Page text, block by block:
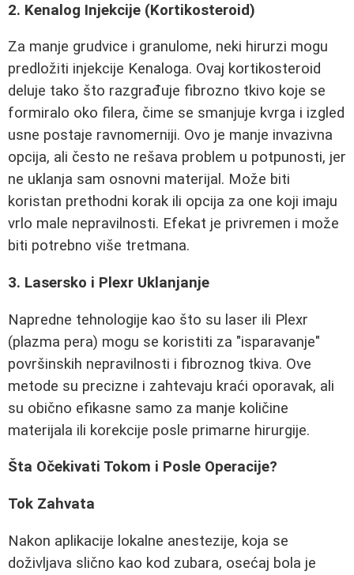
2. Kenalog Injekcije (Kortikosteroid)
Za manje grudvice i granulome, neki hirurzi mogu
predložiti injekcije Kenaloga. Ovaj kortikosteroid
deluje tako što razgrađuje fibrozno tkivo koje se
formiralo oko filera, čime se smanjuje kvrga i izgled
usne postaje ravnomerniji. Ovo je manje invazivna
opcija, ali često ne rešava problem u potpunosti, jer
ne uklanja sam osnovni materijal. Može biti
koristan prethodni korak ili opcija za one koji imaju
vrlo male nepravilnosti. Efekat je privremen i može
biti potrebno više tretmana.
3. Lasersko i Plexr Uklanjanje
Napredne tehnologije kao što su laser ili Plexr
(plazma pera) mogu se koristiti za "isparavanje"
površinskih nepravilnosti i fibroznog tkiva. Ove
metode su precizne i zahtevaju kraći oporavak, ali
su obično efikasne samo za manje količine
materijala ili korekcije posle primarne hirurgije.
Šta Očekivati Tokom i Posle Operacije?
Tok Zahvata
Nakon aplikacije lokalne anestezije, koja se
doživljava slično kao kod zubara, osećaj bola je